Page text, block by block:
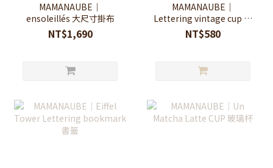
MAMANAUBE｜
ensoleillés 大尺寸掛布
NT$1,690
MAMANAUBE｜
Lettering vintage cup 玻
璃杯
NT$580